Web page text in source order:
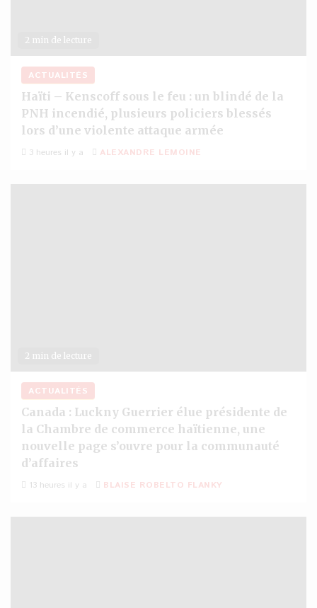
2 min de lecture
ACTUALITÉS
Haïti – Kenscoff sous le feu : un blindé de la
PNH incendié, plusieurs policiers blessés
lors d’une violente attaque armée
3 heures il y a ALEXANDRE LEMOINE
2 min de lecture
ACTUALITÉS
Canada : Luckny Guerrier élue présidente de
la Chambre de commerce haïtienne, une
nouvelle page s’ouvre pour la communauté
d’affaires
13 heures il y a BLAISE ROBELTO FLANKY